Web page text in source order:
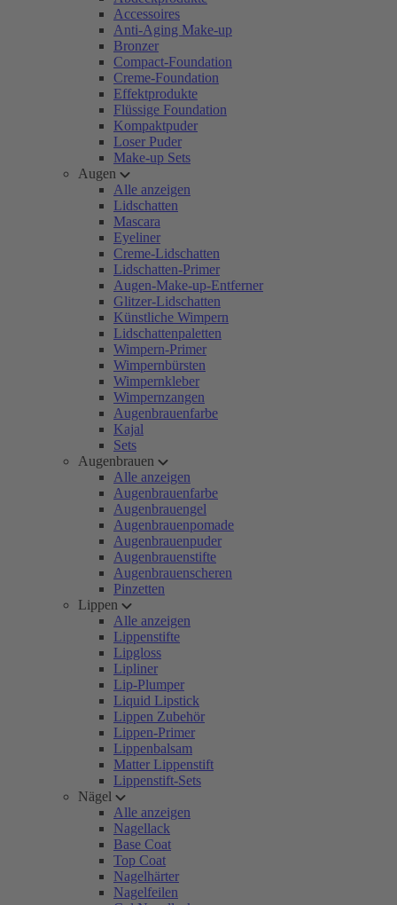
Accessoires
Anti-Aging Make-up
Bronzer
Compact-Foundation
Creme-Foundation
Effektprodukte
Flüssige Foundation
Kompaktpuder
Loser Puder
Make-up Sets
Augen
Alle anzeigen
Lidschatten
Mascara
Eyeliner
Creme-Lidschatten
Lidschatten-Primer
Augen-Make-up-Entferner
Glitzer-Lidschatten
Künstliche Wimpern
Lidschattenpaletten
Wimpern-Primer
Wimpernbürsten
Wimpernkleber
Wimpernzangen
Augenbrauenfarbe
Kajal
Sets
Augenbrauen
Alle anzeigen
Augenbrauenfarbe
Augenbrauengel
Augenbrauenpomade
Augenbrauenpuder
Augenbrauenstifte
Augenbrauenscheren
Pinzetten
Lippen
Alle anzeigen
Lippenstifte
Lipgloss
Lipliner
Lip-Plumper
Liquid Lipstick
Lippen Zubehör
Lippen-Primer
Lippenbalsam
Matter Lippenstift
Lippenstift-Sets
Nägel
Alle anzeigen
Nagellack
Base Coat
Top Coat
Nagelhärter
Nagelfeilen